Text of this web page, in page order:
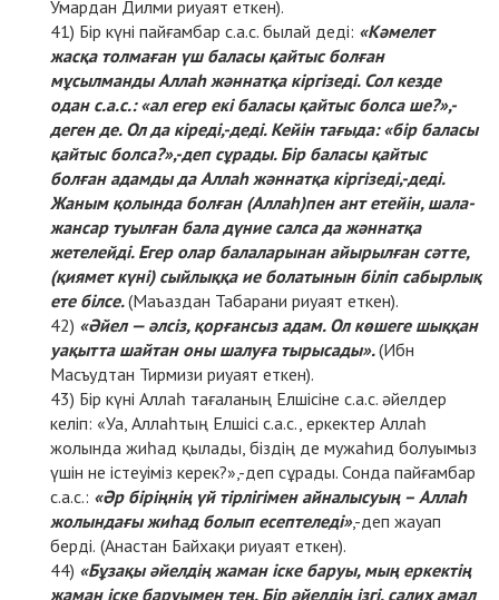
Умардан Дилми риуаят еткен).
Бір күні пайғамбар с.а.с. былай деді: «Кәмелет
жасқа толмаған үш баласы қайтыс болған
мұсылманды Аллаһ жәннатқа кіргізеді. Сол кезде
одан с.а.с.: «ал егер екі баласы қайтыс болса ше?»,-
деген де. Ол да кіреді,-деді. Кейін тағыда: «бір баласы
қайтыс болса?»,-деп сұрады. Бір баласы қайтыс
болған адамды да Аллаһ жәннатқа кіргізеді,-деді.
Жаным қолында болған (Аллаһ)пен ант етейін, шала-
жансар туылған бала дүние салса да жәннатқа
жетелейді. Егер олар балаларынан айырылған сәтте,
(қиямет күні) сыйлыққа ие болатынын біліп сабырлық
ете білсе.(Маъаздан Табарани риуаят еткен).
«Әйел — әлсіз, қорғансыз адам. Ол көшеге шыққан
уақытта шайтан оны шалуға тырысады».(Ибн
Масъудтан Тирмизи риуаят еткен).
Бір күні Аллаһ тағаланың Елшісіне с.а.с. әйелдер
келіп: «Уа, Аллаһтың Елшісі с.а.с., еркектер Аллаһ
жолында жиһад қылады, біздің де мужаһид болуымыз
үшін не істеуіміз керек?»,-деп сұрады. Сонда пайғамбар
с.а.с.: «Әр біріңнің үй тірлігімен айналысуың – Аллаһ
жолындағы жиһад болып есептеледі»,-деп жауап
берді. (Анастан Байхақи риуаят еткен).
«Бұзақы әйелдің жаман іске баруы, мың еркектің
жаман іске баруымен тең. Бір әйелдің ізгі, салих амал